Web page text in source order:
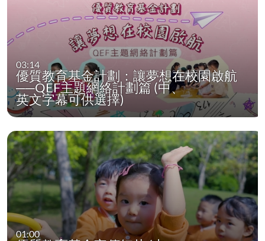
03:14
優質教育基金計劃：讓夢想在校園啟航
──QEF主題網絡計劃篇 (中、
英文字幕可供選擇)
01:00